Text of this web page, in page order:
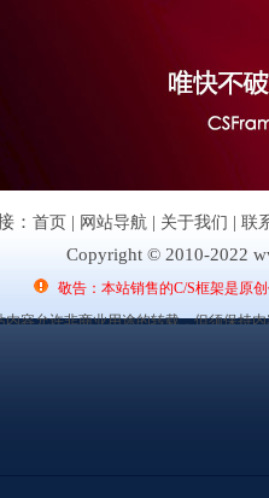
： 首页 | 网站导航 | 关于我们 | 联
Copyright © 2010-2022
敬告：本站销售的C/S框架是原
内容允许非商业用途的转载，但须保持